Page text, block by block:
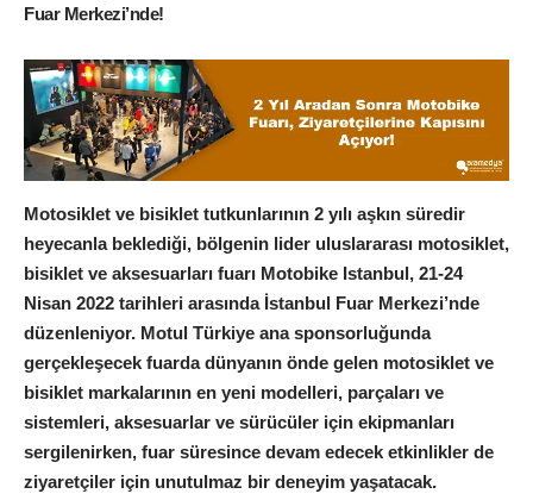
Fuar Merkezi’nde!
Motosiklet ve bisiklet tutkunlarının 2 yılı aşkın süredir
heyecanla beklediği, bölgenin lider uluslararası motosiklet,
bisiklet ve aksesuarları fuarı Motobike Istanbul, 21-24
Nisan 2022 tarihleri arasında İstanbul Fuar Merkezi’nde
düzenleniyor. Motul Türkiye ana sponsorluğunda
gerçekleşecek fuarda dünyanın önde gelen motosiklet ve
bisiklet markalarının en yeni modelleri, parçaları ve
sistemleri, aksesuarlar ve sürücüler için ekipmanları
sergilenirken, fuar süresince devam edecek etkinlikler de
ziyaretçiler için unutulmaz bir deneyim yaşatacak.